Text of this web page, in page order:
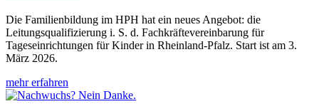
Die Familienbildung im HPH hat ein neues Angebot: die
Leitungsqualifizierung i. S. d. Fachkräftevereinbarung für
Tageseinrichtungen für Kinder in Rheinland-Pfalz. Start ist am 3.
März 2026.
mehr erfahren